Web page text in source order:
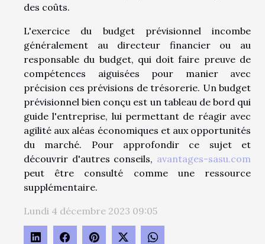
des coûts.
L'exercice du budget prévisionnel incombe
généralement au directeur financier ou au
responsable du budget, qui doit faire preuve de
compétences aiguisées pour manier avec
précision ces prévisions de trésorerie. Un budget
prévisionnel bien conçu est un tableau de bord qui
guide l'entreprise, lui permettant de réagir avec
agilité aux aléas économiques et aux opportunités
du marché. Pour approfondir ce sujet et
découvrir d'autres conseils, avantages-sasu.com
peut être consulté comme une ressource
supplémentaire.
Lundi 4 décembre 2023 09:05